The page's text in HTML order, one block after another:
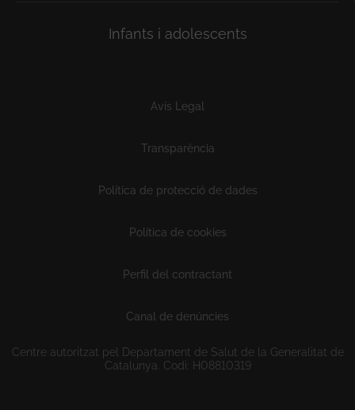
Infants i adolescents
Avís Legal
Transparència
Política de protecció de dades
Política de cookies
Perfil del contractant
Canal de denúncies
Centre autoritzat pel Departament de Salut de la Generalitat de
Catalunya. Codi: H08810319